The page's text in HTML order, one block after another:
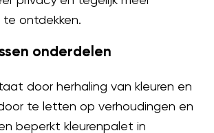
ontdekken.
onderdelen
door herhaling van kleuren en
te letten op verhoudingen en
beperkt kleurenpalet in